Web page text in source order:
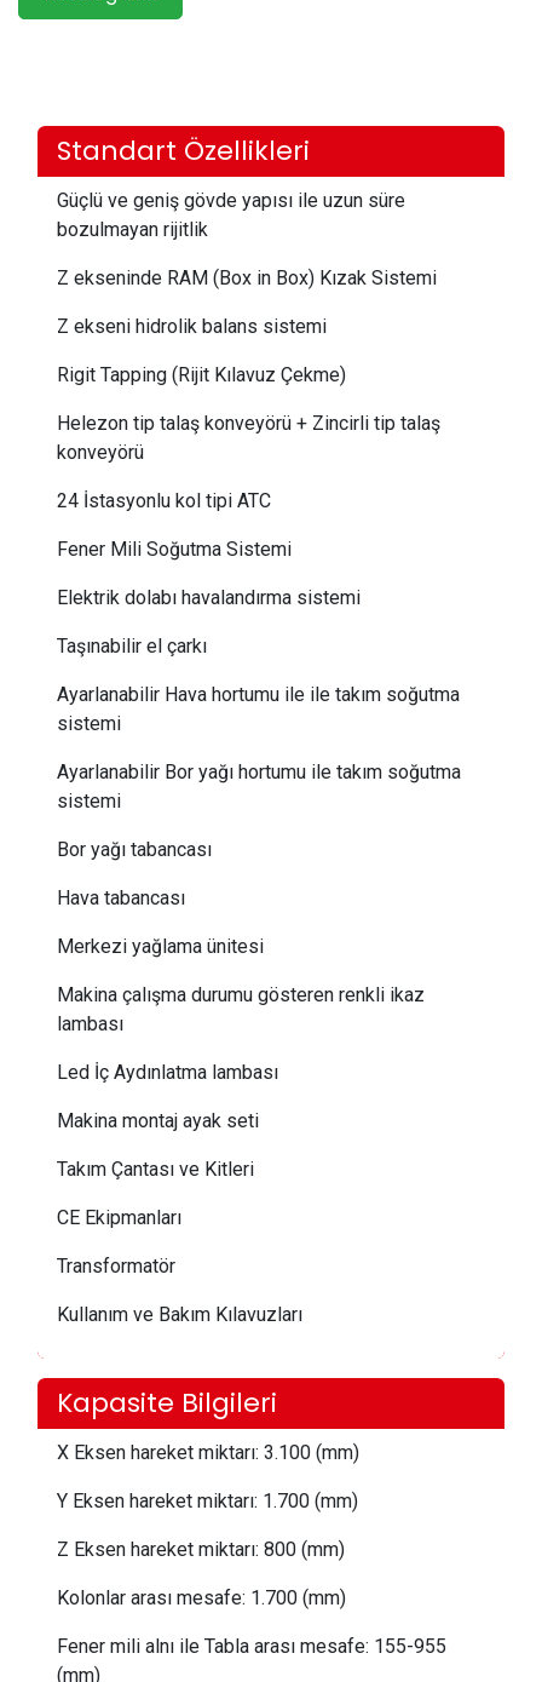
Standart Özellikleri
Güçlü ve geniş gövde yapısı ile uzun süre
bozulmayan rijitlik
Z ekseninde RAM (Box in Box) Kızak Sistemi
Z ekseni hidrolik balans sistemi
Rigit Tapping (Rijit Kılavuz Çekme)
Helezon tip talaş konveyörü + Zincirli tip talaş
konveyörü
24 İstasyonlu kol tipi ATC
Fener Mili Soğutma Sistemi
Elektrik dolabı havalandırma sistemi
Taşınabilir el çarkı
Ayarlanabilir Hava hortumu ile ile takım soğutma
sistemi
Ayarlanabilir Bor yağı hortumu ile takım soğutma
sistemi
Bor yağı tabancası
Hava tabancası
Merkezi yağlama ünitesi
Makina çalışma durumu gösteren renkli ikaz
lambası
Led İç Aydınlatma lambası
Makina montaj ayak seti
Takım Çantası ve Kitleri
CE Ekipmanları
Transformatör
Kullanım ve Bakım Kılavuzları
Kapasite Bilgileri
X Eksen hareket miktarı: 3.100 (mm)
Y Eksen hareket miktarı: 1.700 (mm)
Z Eksen hareket miktarı: 800 (mm)
Kolonlar arası mesafe: 1.700 (mm)
Fener mili alnı ile Tabla arası mesafe: 155-955
(mm)